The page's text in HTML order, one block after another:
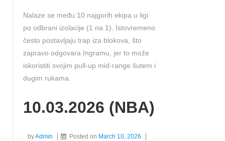
Nalaze se među 10 najgorih ekipa u ligi
po odbrani izolacije (1 na 1). Istovremeno
često postavljaju trap iza blokova, što
zapravo odgovara Ingramu, jer to može
iskoristiti svojim pull-up mid-range šutem i
dugim rukama.
10.03.2026 (NBA)
byAdmin Posted on March 10, 2026